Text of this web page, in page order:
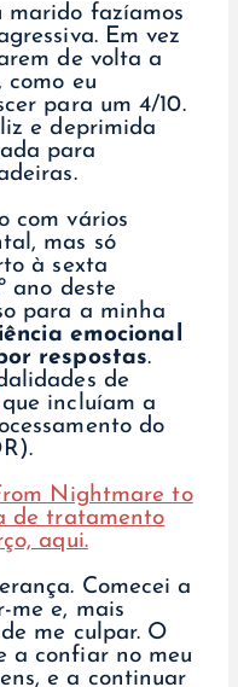
marido fazíamos
Em vez
de volta a
como eu
para um 4/10.
e deprimida
para
com vários
mas só
à sexta
ano deste
para a minha
emocional
respostas.
de
que incluíam a
do
Nightmare to
de tratamento
aqui.
Comecei a
me e, mais
me culpar. O
a confiar no meu
e a continuar